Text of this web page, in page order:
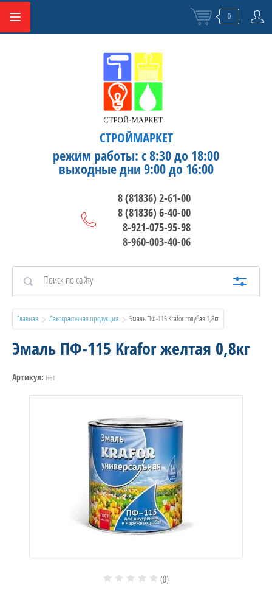
0
СТРОЙМАРКЕТ
режим работы: с 8:30 до 18:00
выходные дни 9:00 до 16:00
8 (81836) 2-61-00
8 (81836) 6-40-00
8-921-075-95-98
8-960-003-40-06
Главная Лакокрасочная продукция
  Эмаль ПФ-115 Krafor голубая 1,8кг
Эмаль ПФ-115 Krafor желтая 0,8кг
Артикул: нет
(0)